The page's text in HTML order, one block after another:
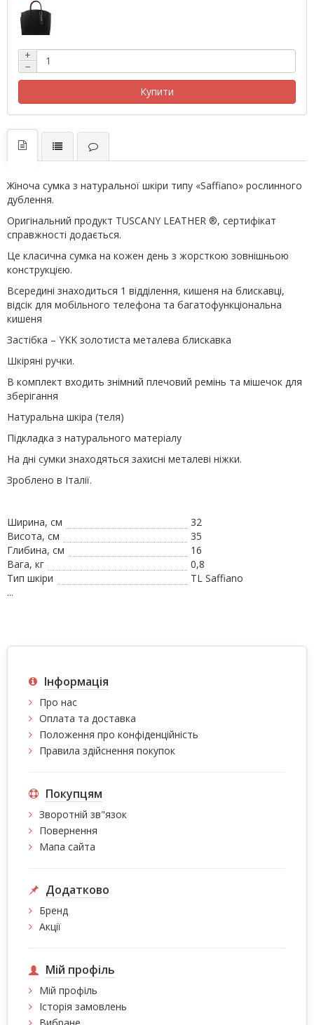
+
−
Купити
Жіноча сумка з натуральної шкіри типу «Saffiano» рослинного
дублення.
Оригінальний продукт TUSCANY LEATHER ®, сертифікат
справжності додається.
Це класична сумка на кожен день з жорсткою зовнішньою
конструкцією.
Всередині знаходиться 1 відділення, кишеня на блискавці,
відсік для мобільного телефона та багатофункціональна
кишеня
Застібка – YKK золотиста металева блискавка
Шкіряні ручки.
В комплект входить знімний плечовий ремінь та мішечок для
зберігання
Натуральна шкіра (теля)
Підкладка з натурального матеріалу
На дні сумки знаходяться захисні металеві ніжки.
Зроблено в Італії.
Ширина, см
32
Висота, см
35
Глибина, см
16
Вага, кг
0,8
Тип шкіри
TL Saffiano
...
Інформація
Про нас
Оплата та доставка
Положення про конфіденційність
Правила здійснення покупок
Покупцям
Зворотній зв"язок
Повернення
Мапа сайта
Додатково
Бренд
Акції
Мій профіль
Мій профіль
Історія замовлень